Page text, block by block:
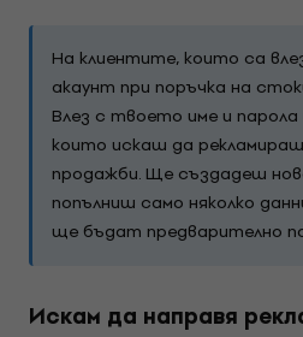
На клиентите, които са
акаунт при поръчка на
Влез с твоето име и
които искаш да
продажби. Ще създадеш
попълниш само няколко
ще бъдат предварително
Искам да направя